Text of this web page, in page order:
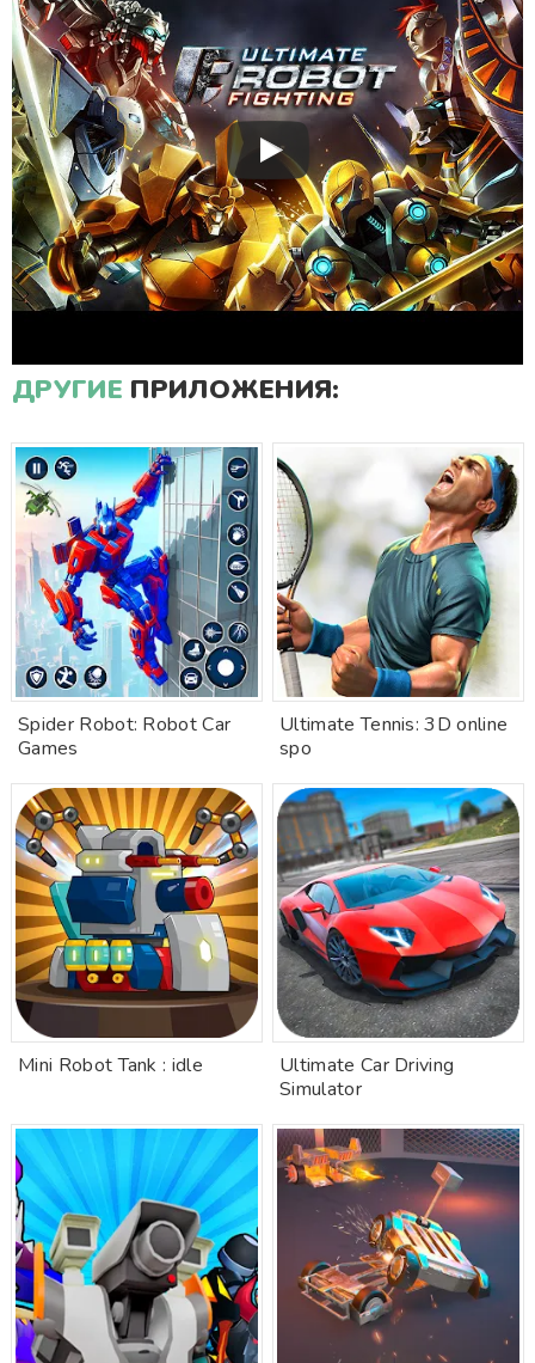
ДРУГИЕ ПРИЛОЖЕНИЯ:
Spider Robot: Robot Car
Games
Ultimate Tennis: 3D online
spo
Mini Robot Tank : idle
Ultimate Car Driving
Simulator